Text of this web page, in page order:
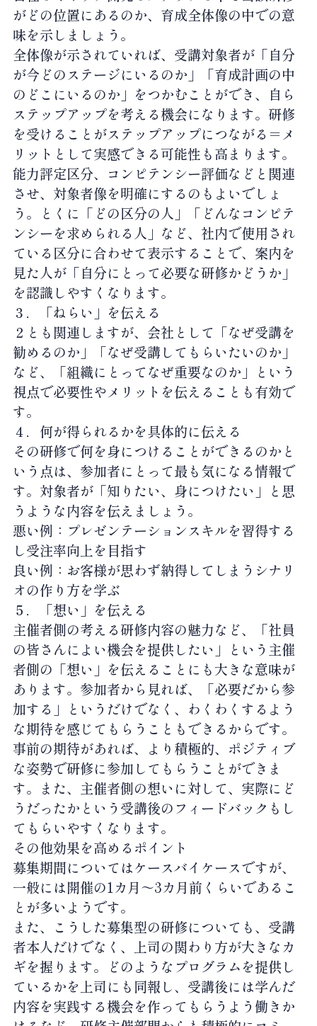
がどの位置にあるのか、育成全体像の中での意
味を示しましょう。
全体像が示されていれば、受講対象者が「自分
が今どのステージにいるのか」「育成計画の中
のどこにいるのか」をつかむことができ、自ら
ステップアップを考える機会になります。研修
を受けることがステップアップにつながる＝メ
リットとして実感できる可能性も高まります。
能力評定区分、コンピテンシー評価などと関連
させ、対象者像を明確にするのもよいでしょ
う。とくに「どの区分の人」「どんなコンピテ
ンシーを求められる人」など、社内で使用され
ている区分に合わせて表示することで、案内を
見た人が「自分にとって必要な研修かどうか」
を認識しやすくなります。
３．「ねらい」を伝える
２とも関連しますが、会社として「なぜ受講を
勧めるのか」「なぜ受講してもらいたいのか」
など、「組織にとってなぜ重要なのか」という
視点で必要性やメリットを伝えることも有効で
す。
４．何が得られるかを具体的に伝える
その研修で何を身につけることができるのかと
いう点は、参加者にとって最も気になる情報で
す。対象者が「知りたい、身につけたい」と思
うような内容を伝えましょう。
悪い例：プレゼンテーションスキルを習得する
し受注率向上を目指す
良い例：お客様が思わず納得してしまうシナリ
オの作り方を学ぶ
５．「想い」を伝える
主催者側の考える研修内容の魅力など、「社員
の皆さんによい機会を提供したい」という主催
者側の「想い」を伝えることにも大きな意味が
あります。参加者から見れば、「必要だから参
加する」というだけでなく、わくわくするよう
な期待を感じてもらうこともできるからです。
事前の期待があれば、より積極的、ポジティブ
な姿勢で研修に参加してもらうことができま
す。また、主催者側の想いに対して、実際にど
うだったかという受講後のフィードバックもし
てもらいやすくなります。
その他効果を高めるポイント
募集期間についてはケースバイケースですが、
一般には開催の1カ月～3カ月前くらいであるこ
とが多いようです。
また、こうした募集型の研修についても、受講
者本人だけでなく、上司の関わり方が大きなカ
ギを握ります。どのようなプログラムを提供し
ているかを上司にも同報し、受講後には学んだ
内容を実践する機会を作ってもらうよう働きか